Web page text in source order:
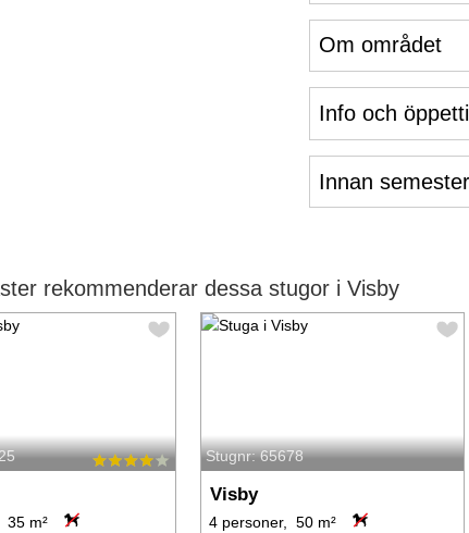
Om området
Info och
Innan
rekommenderar dessa stugor i Visby
35 m²
Stugnr: 65678
Visby
4 personer, 50 m²